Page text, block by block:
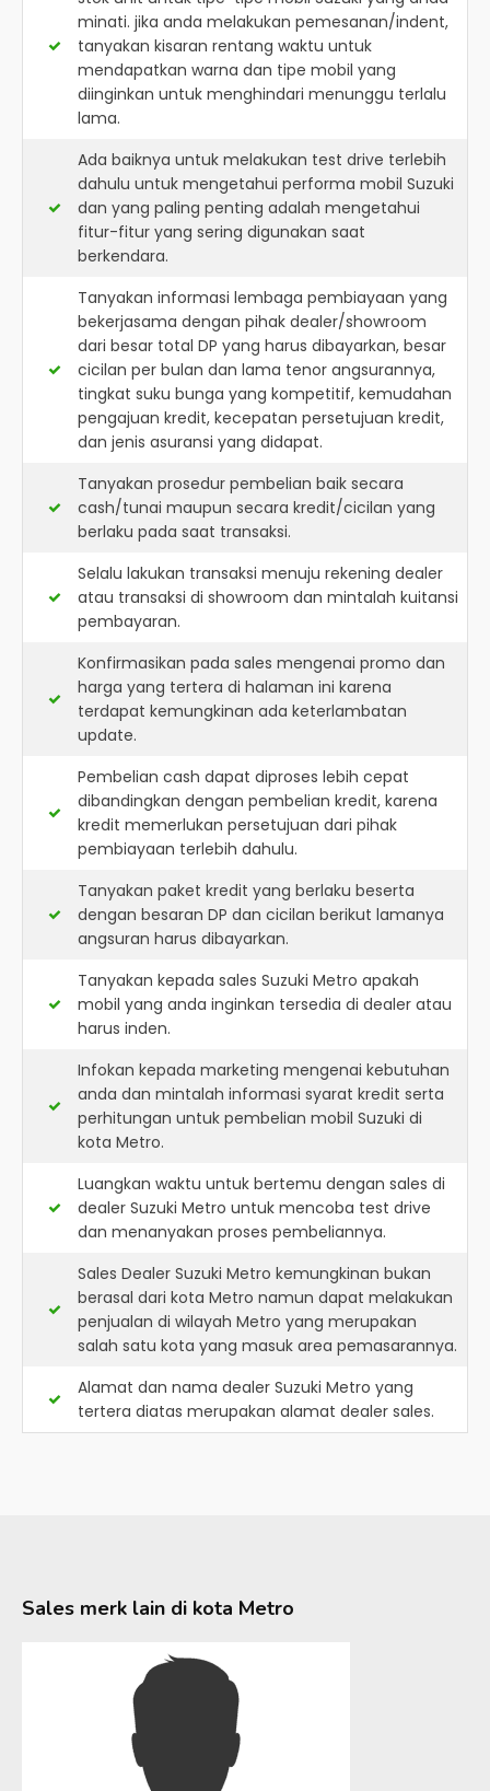
minati. jika anda melakukan pemesanan/indent,
tanyakan kisaran rentang waktu untuk
mendapatkan warna dan tipe mobil yang
diinginkan untuk menghindari menunggu terlalu
lama.
Ada baiknya untuk melakukan test drive terlebih
dahulu untuk mengetahui performa mobil Suzuki
dan yang paling penting adalah mengetahui
fitur-fitur yang sering digunakan saat
berkendara.
Tanyakan informasi lembaga pembiayaan yang
bekerjasama dengan pihak dealer/showroom
dari besar total DP yang harus dibayarkan, besar
cicilan per bulan dan lama tenor angsurannya,
tingkat suku bunga yang kompetitif, kemudahan
pengajuan kredit, kecepatan persetujuan kredit,
dan jenis asuransi yang didapat.
Tanyakan prosedur pembelian baik secara
cash/tunai maupun secara kredit/cicilan yang
berlaku pada saat transaksi.
Selalu lakukan transaksi menuju rekening dealer
atau transaksi di showroom dan mintalah kuitansi
pembayaran.
Konfirmasikan pada sales mengenai promo dan
harga yang tertera di halaman ini karena
terdapat kemungkinan ada keterlambatan
update.
Pembelian cash dapat diproses lebih cepat
dibandingkan dengan pembelian kredit, karena
kredit memerlukan persetujuan dari pihak
pembiayaan terlebih dahulu.
Tanyakan paket kredit yang berlaku beserta
dengan besaran DP dan cicilan berikut lamanya
angsuran harus dibayarkan.
Tanyakan kepada sales Suzuki Metro apakah
mobil yang anda inginkan tersedia di dealer atau
harus inden.
Infokan kepada marketing mengenai kebutuhan
anda dan mintalah informasi syarat kredit serta
perhitungan untuk pembelian mobil Suzuki di
kota Metro.
Luangkan waktu untuk bertemu dengan sales di
dealer Suzuki Metro untuk mencoba test drive
dan menanyakan proses pembeliannya.
Sales Dealer Suzuki Metro kemungkinan bukan
berasal dari kota Metro namun dapat melakukan
penjualan di wilayah Metro yang merupakan
salah satu kota yang masuk area pemasarannya.
Alamat dan nama dealer Suzuki Metro yang
tertera diatas merupakan alamat dealer sales.
Sales merk lain di kota Metro